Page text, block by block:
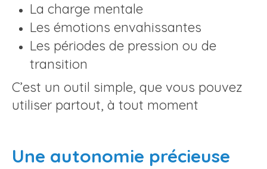
La charge mentale
Les émotions envahissantes
Les périodes de pression ou de
transition
C’est un outil simple, que vous pouvez
utiliser partout, à tout moment
Une autonomie précieuse